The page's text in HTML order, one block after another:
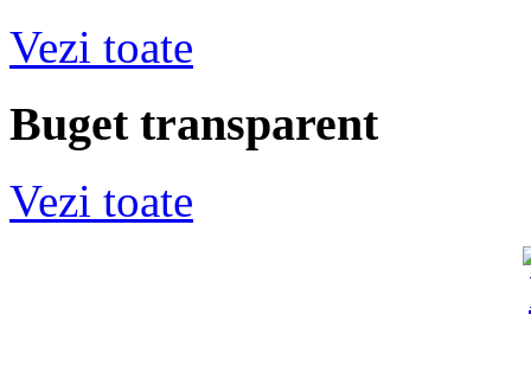
Vezi toate
Buget transparent
Vezi toate